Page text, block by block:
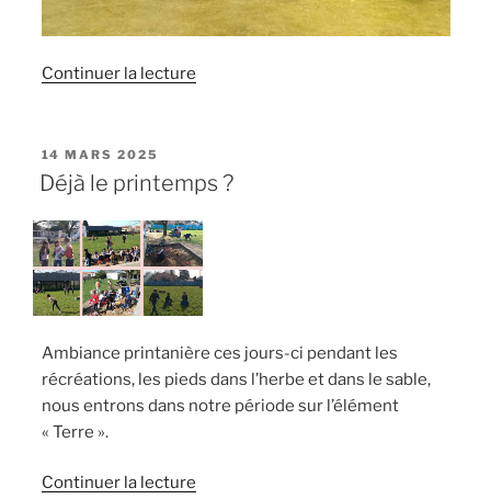
Continuer la lecturede
Le
qui
voulait
voir
la
PUBLIÉ
LE
14 MARS 2025
Déjà le printemps ?
Ambiance printanière ces jours-ci pendant les
récréations, les pieds dans l’herbe et dans le sable,
nous entrons dans notre période sur l’élément
« Terre ».
Continuer la lecturede